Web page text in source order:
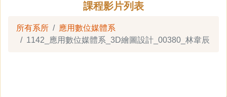
課程影片列表
所有系所
應用數位媒體系
1142_應用數位媒體系_3D繪圖設計_00380_林韋辰